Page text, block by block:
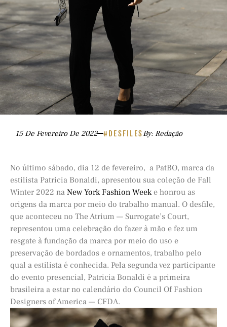
15 De Fevereiro De 2022 #DESFILESBy: Redação
No último sábado, dia 12 de fevereiro, a PatBO, marca da
estilista Patricia Bonaldi, apresentou sua coleção de Fall
Winter 2022 na New York Fashion Weeke honrou as
origens da marca por meio do trabalho manual. O desfile,
que aconteceu no The Atrium — Surrogate’s Court,
representou uma celebração do fazer à mão e fez um
resgate à fundação da marca por meio do uso e
preservação de bordados e ornamentos, trabalho pelo
qual a estilista é conhecida. Pela segunda vez participante
do evento presencial, Patricia Bonaldi é a primeira
brasileira a estar no calendário do Council Of Fashion
Designers of America — CFDA.